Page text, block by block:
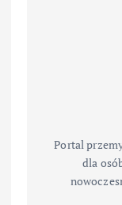
Portal
dla